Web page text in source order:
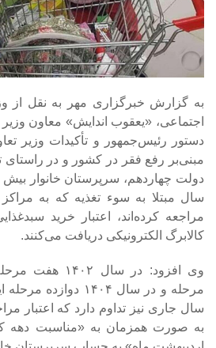
به گزارش خبرگزاری مهر به نقل از
اجتماعی، «یعقوب اندایش» معاون وزیر
دستور رئیس‌جمهور و تأکیدات وزیر
مبنی‌بر رفع فقر در کشور و در
سال مبتلا به سوء تغذیه که به
مراجعه کرده‌اند، اعتبار خرید
کالابرگ الکترونیکی دریافت می‌کنند.
مرحله و در سال ۱۴۰۴
سال جاری نیز تداوم دارد که اعتبار
به صورت همزمان به «مناسبت دهه